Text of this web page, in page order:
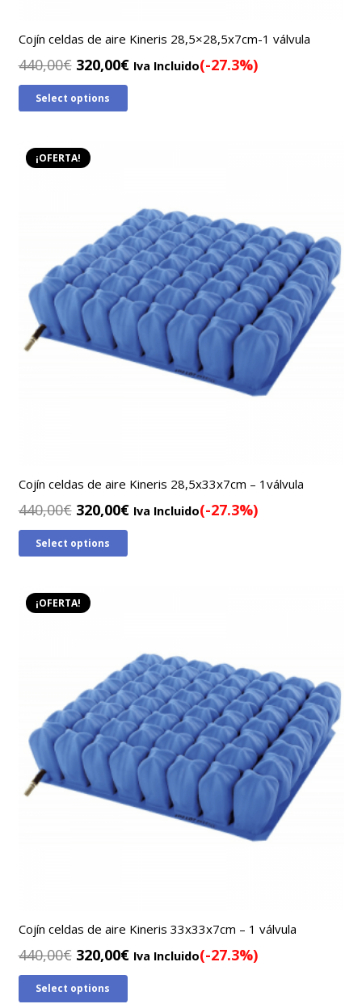
Cojín celdas de aire Kineris 28,5×28,5x7cm-1 válvula
440,00€ El
precio
original
440,00€.
320,00€ElIva Incluido(-27.3%)
Select options
¡OFERTA!
Cojín celdas de aire Kineris 28,5x33x7cm – 1válvula
440,00€ El
precio
original
440,00€.
320,00€ElIva Incluido(-27.3%)
Select options
¡OFERTA!
Cojín celdas de aire Kineris 33x33x7cm – 1 válvula
440,00€ El
precio
original
320,00€ElIva Incluido(-27.3%)
Select options